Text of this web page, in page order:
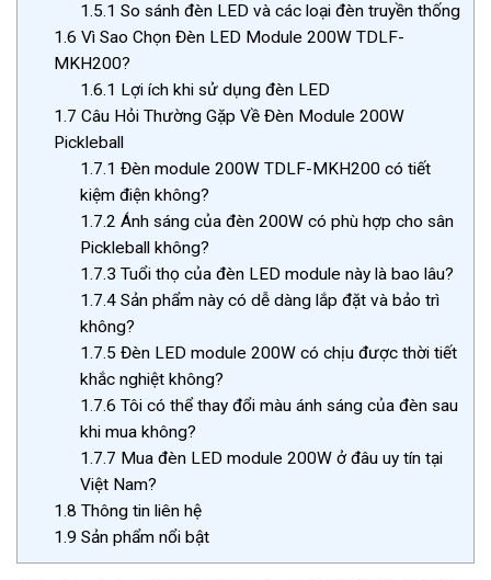
1.5.1 So sánh đèn LED và các loại đèn truyền thống
1.6 Vì Sao Chọn Đèn LED Module 200W TDLF-
MKH200?
1.6.1 Lợi ích khi sử dụng đèn LED
1.7 Câu Hỏi Thường Gặp Về Đèn Module 200W
Pickleball
1.7.1 Đèn module 200W TDLF-MKH200 có tiết
kiệm điện không?
1.7.2 Ánh sáng của đèn 200W có phù hợp cho sân
Pickleball không?
1.7.3 Tuổi thọ của đèn LED module này là bao lâu?
1.7.4Sản phẩm này có dễ dàng lắp đặt và bảo trì
không?
1.7.5 Đèn LED module 200W có chịu được thời tiết
khắc nghiệt không?
1.7.6 Tôi có thể thay đổi màu ánh sáng của đèn sau
khi mua không?
1.7.7 Mua đèn LED module 200W ở đâu uy tín tại
Việt Nam?
1.8 Thông tin liên hệ
1.9 Sản phẩm nổi bật